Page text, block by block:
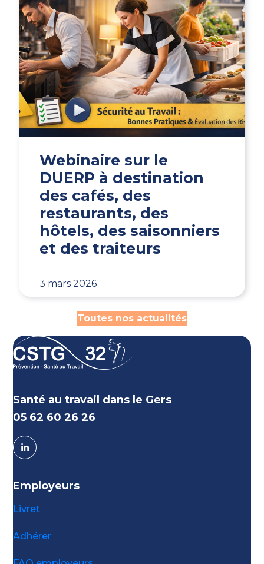
Webinaire sur le
DUERP à destination
des cafés, des
restaurants, des
hôtels, des saisonniers
et des traiteurs
3 mars 2026
Toutes nos actualités
Santé au travail dans le Gers
05 62 60 26 26
Employeurs
Livret
Adhérer